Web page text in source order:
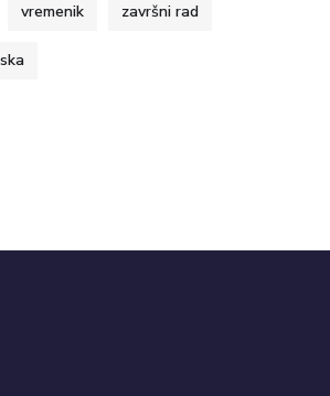
vremenik završni rad